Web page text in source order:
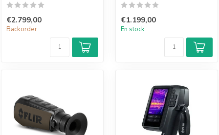
€2.799,00
Backorder
€1.199,00
En stock